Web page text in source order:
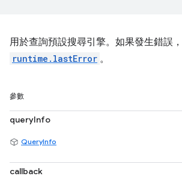
用於查詢預設搜尋引擎。如果發生錯誤
runtime.lastError 。
參數
queryInfo
QueryInfo
callback